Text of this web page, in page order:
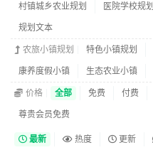
村镇城乡农业规划 医院学校规划
规划文本
农旅小镇规划 特色小镇规划
康养度假小镇 生态农业小镇
价格 全部 免费 付费
尊贵会员免费
最新 热度 更新